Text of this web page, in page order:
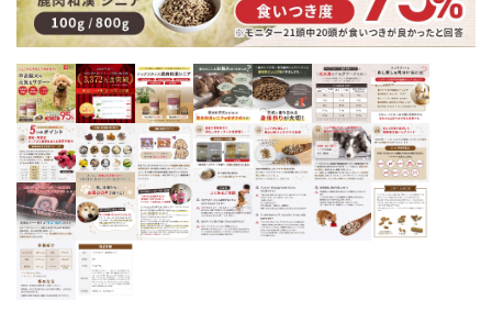
プライバシーポリシー
特定商取引法について
0120-40-1387